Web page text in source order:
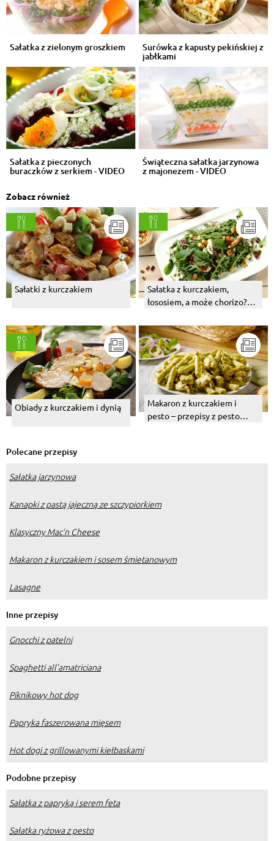
Sałatka z zielonym groszkiem Surówka z kapusty pekińskiej z
jabłkami
Sałatka z pieczonych
buraczków z serkiem - VIDEO
Świąteczna sałatka jarzynowa
z majonezem - VIDEO
Zobacz również
Sałatki z kurczakiem
Sałatka z kurczakiem,
łososiem, a może chorizo?
Obiady z kurczakiem i dynią
Makaron z kurczakiem i
pesto – przepisy z pesto
Polecane przepisy
Sałatka jarzynowa
Kanapki z pastą jajeczną ze szczypiorkiem
Klasyczny Mac’n Cheese
Makaron z kurczakiem i sosem śmietanowym
Lasagne
Inne przepisy
Gnocchi z patelni
Spaghetti all’amatriciana
Piknikowy hot dog
Papryka faszerowana mięsem
Hot dogi z grillowanymi kiełbaskami
Podobne przepisy
Sałatka z papryką i serem feta
Sałatka ryżowa z pesto